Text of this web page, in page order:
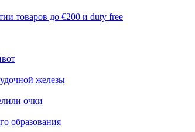
товаров до €200 и duty free
железы
очки
образования